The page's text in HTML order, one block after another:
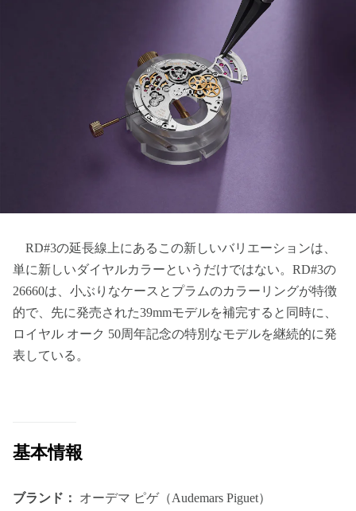
RD#3の延長線上にあるこの新しいバリエーションは、
単に新しいダイヤルカラーというだけではない。RD#3の
26660は、小ぶりなケースとプラムのカラーリングが特徴
的で、先に発売された39mmモデルを補完すると同時に、
ロイヤル オーク 50周年記念の特別なモデルを継続的に発
表している。
基本情報
ブランド：
オーデマ ピゲ（Audemars Piguet）